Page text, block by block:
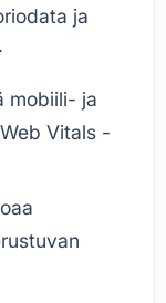
ja
mobiili- ja
Vitals -